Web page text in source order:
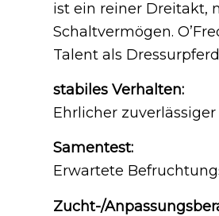
ist ein reiner Dreitakt,
Schaltvermögen.
Talent als
stabiles Verhalten:
Ehrlicher
Samentest:
Erwartete
Zucht-/